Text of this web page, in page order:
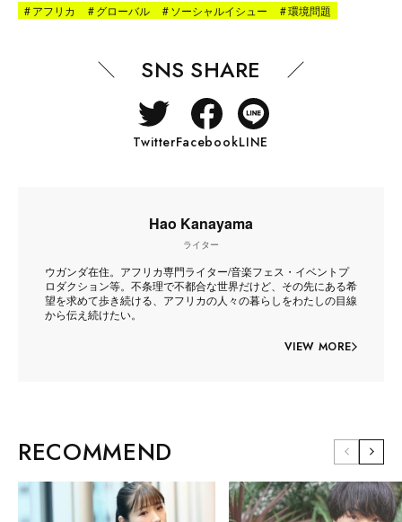
#アフリカ #グローバル #ソーシャルイシュー #環境問題
SNS SHARE
TwitterFacebookLINE
Hao Kanayama
ライター
ウガンダ在住。アフリカ専門ライター/音楽フェス・イベントプ
ロダクション等。不条理で不都合な世界だけど、その先にある希
望を求めて歩き続ける、アフリカの人々の暮らしをわたしの目線
から伝え続けたい。
VIEW MORE
RECOMMEND